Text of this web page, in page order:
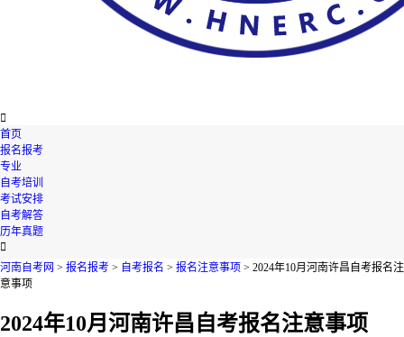

首页
报名报考
专业
自考培训
考试安排
自考解答
历年真题

河南自考网 > 报名报考 > 自考报名 > 报名注意事项 > 2024年10月河南许昌自考报名注
意事项
2024年10月河南许昌自考报名注意事项